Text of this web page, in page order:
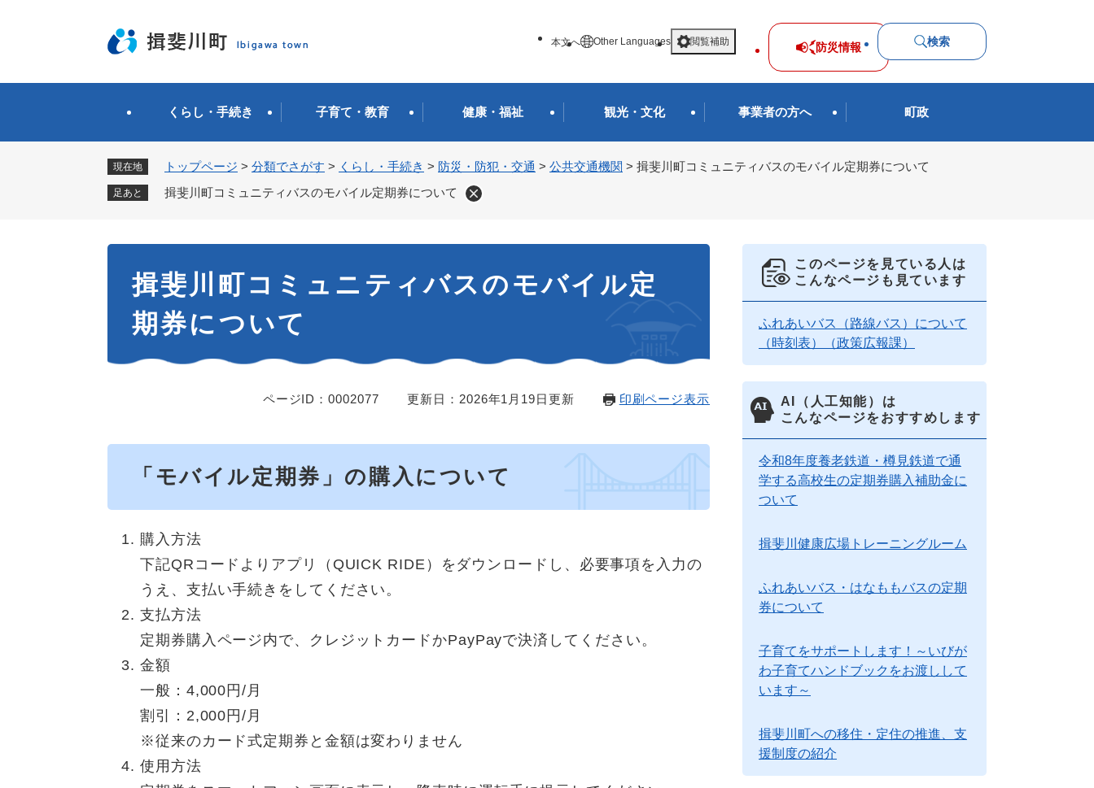
先
す
本文へ Other Languages 閲覧補助 防災情報 検索
くらし・手続き 子育て・教育 健康・福祉 観光・文化 事業者の方へ 町政
現在地 トップページ > 分類でさがす > くらし・手続き > 防災・防犯・交通 > 公共交通機関 > 揖斐川町コミュニティバスのモバイル定期券について
足あと 揖斐川町コミュニティバスのモバイル定期券について
揖斐川町コミュニティバスのモバイル定
期券について
ページID：0002077 更新日：2026年1月19日更新 印刷ページ表示
「モバイル定期券」の購入について
購入方法
下記QRコードよりアプリ（QUICK RIDE）をダウンロードし、必要事項を入力の
うえ、支払い手続きをしてください。
支払方法
定期券購入ページ内で、クレジットカードかPayPayで決済してください。
金額
一般：4,000円/月
割引：2,000円/月
※従来のカード式定期券と金額は変わりません
使用方法
このページを見ている人は
こんなページも見ています
ふれあいバス（路線バス）について
（時刻表）（政策広報課）
AI（人工知能）は
こんなページをおすすめします
令和8年度養老鉄道・樽見鉄道で通
学する高校生の定期券購入補助金に
ついて
揖斐川健康広場トレーニングルーム
ふれあいバス・はなももバスの定期
券について
子育てをサポートします！～いびが
わ子育てハンドブックをお渡しして
います～
揖斐川町への移住・定住の推進、支
援制度の紹介